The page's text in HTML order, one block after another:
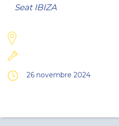
Seat IBIZA
26 novembre 2024